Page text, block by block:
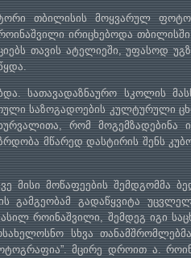
თბილისის მოყვარულ
ირიცხებოდა
თავის ატელიეში, უფასოდ
სათავადაზნაურო სკოლის
საზოგადოების კულტურული
რომ მოგემზადებინა
მწარედ დასტირის შენს
მისი მოწაფეების შემდგომმა
გამგეობამ გადაწყვიტა
როინაშვილი, შემდეგ იგი
სხვა
მცირე დროით ა.